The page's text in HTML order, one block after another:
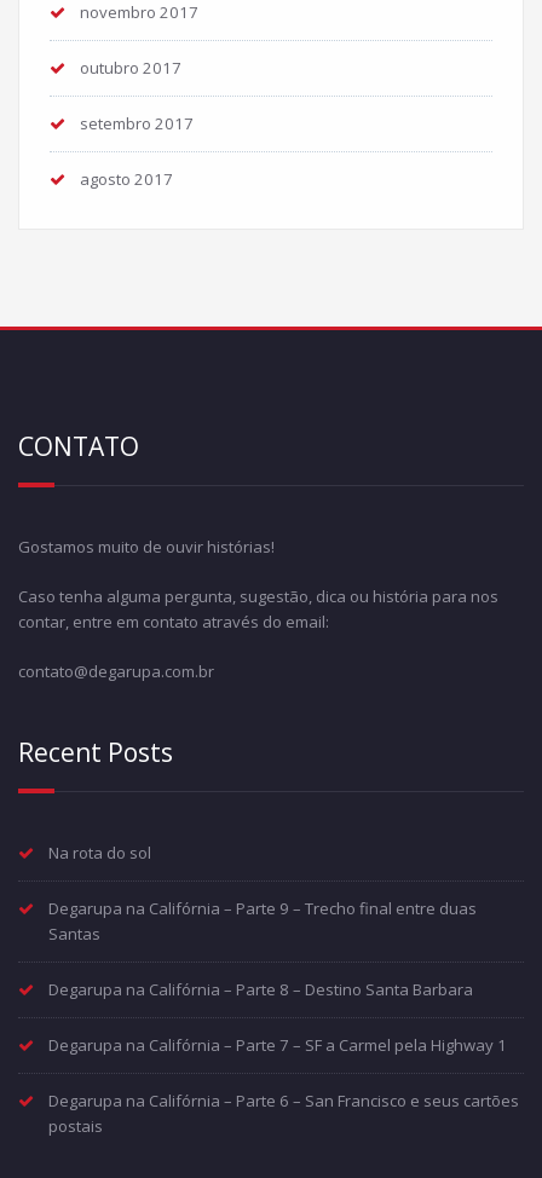
novembro 2017
outubro 2017
setembro 2017
agosto 2017
CONTATO
Gostamos muito de ouvir histórias!
Caso tenha alguma pergunta, sugestão, dica ou história para nos
contar, entre em contato através do email:
contato@degarupa.com.br
Recent Posts
Na rota do sol
Degarupa na Califórnia – Parte 9 – Trecho final entre duas
Santas
Degarupa na Califórnia – Parte 8 – Destino Santa Barbara
Degarupa na Califórnia – Parte 7 – SF a Carmel pela Highway 1
Degarupa na Califórnia – Parte 6 – San Francisco e seus cartões
postais